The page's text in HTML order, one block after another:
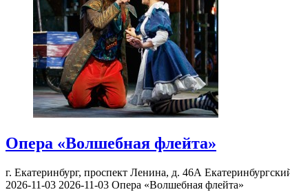
Опера «Волшебная флейта»
г. Екатеринбург, проспект Ленина, д. 46А
2026-11-03 2026-11-03 Опера «Волшебная флейта»